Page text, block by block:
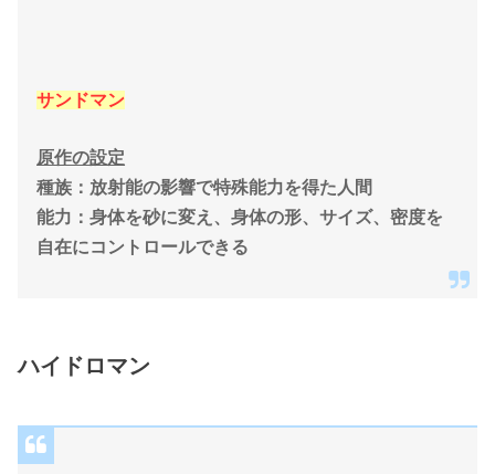
サンドマン
原作の設定
種族：放射能の影響で特殊能力を得た人間
能力：身体を砂に変え、身体の形、サイズ、密度を
自在にコントロールできる
ハイドロマン